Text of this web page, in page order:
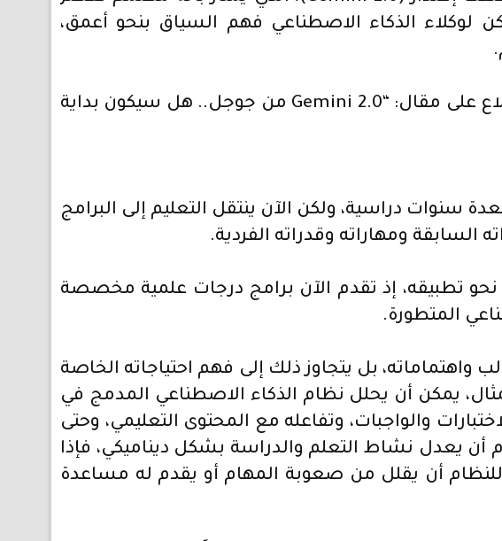
لوكلاء الذكاء الاصطناعي فهم السياق بنحو أعمق،
ولمعرفة كافة التفاصيل عن نموذج (Gemini 2.0) الجديد من جوجل، يمكنك الاطلاع على مقال: “Gemini 2.0 من جوجل.. هل سيكون بداية
سنوات دراسية، ولكن الآن ينتقل التعليم إلى البرامج
ومهاراته وقدراته الفردية.
تطبيقه، إذ تقدم الآن برامج درجات علمية مخصصة
المتطورة.
بل يتجاوز ذلك إلى فهم احتياجاته الخاصة
يمكن أن يحلل نظام الذكاء الاصطناعي المدمج في
والواجبات، وتفاعله مع المحتوى التعليمي، وحتى
أن يعدل نشاط التعلم والدراسة بشكل ديناميكي، فإذا
أن يقلل من صعوبة المهام أو يقدم له مساعدة